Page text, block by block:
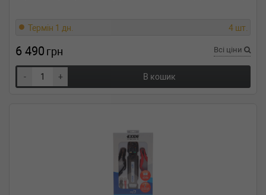
Термін 1 дн. 4 шт.
6 490 грн Всі ціни
- + В кошик